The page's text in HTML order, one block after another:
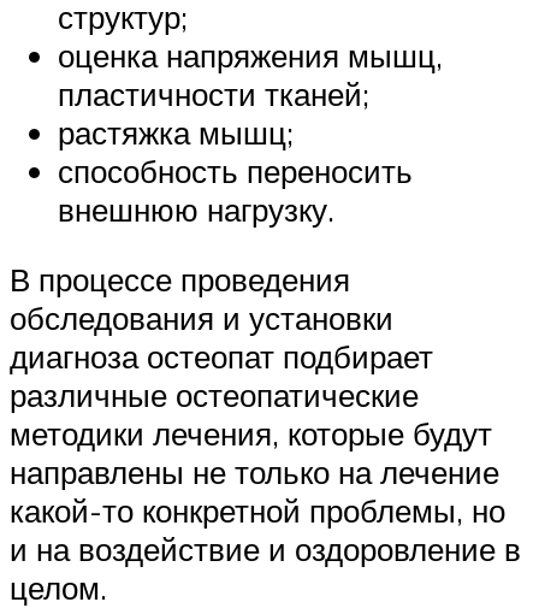
структур;
оценка напряжения мышц,
пластичности тканей;
растяжка мышц;
способность переносить
внешнюю нагрузку.
В процессе проведения
обследования и установки
диагноза остеопат подбирает
различные остеопатические
методики лечения, которые будут
направлены не только на лечение
какой-то конкретной проблемы, но
и на воздействие и оздоровление в
целом.